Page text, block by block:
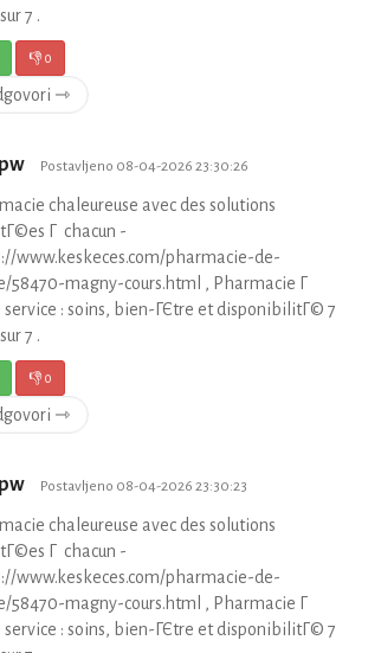
7 .
👎0
⇾
Postavljeno 08-04-2026 23:30:26
chaleureuse avec des solutions
Г chacun -
www.keskeces.com/pharmacie-de-
58470-magny-cours.html , Pharmacie Г
service : soins, bien-ГЄtre et disponibilitГ© 7
7 .
👎0
⇾
Postavljeno 08-04-2026 23:30:23
chaleureuse avec des solutions
Г chacun -
www.keskeces.com/pharmacie-de-
58470-magny-cours.html , Pharmacie Г
service : soins, bien-ГЄtre et disponibilitГ© 7